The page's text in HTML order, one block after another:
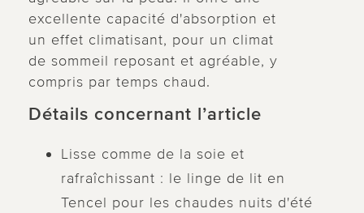
excellente capacité d'absorption et
un effet climatisant, pour un climat
de sommeil reposant et agréable, y
compris par temps chaud.
Détails concernant l’article
Lisse comme de la soie et
rafraîchissant : le linge de lit en
Tencel pour les chaudes nuits d'été